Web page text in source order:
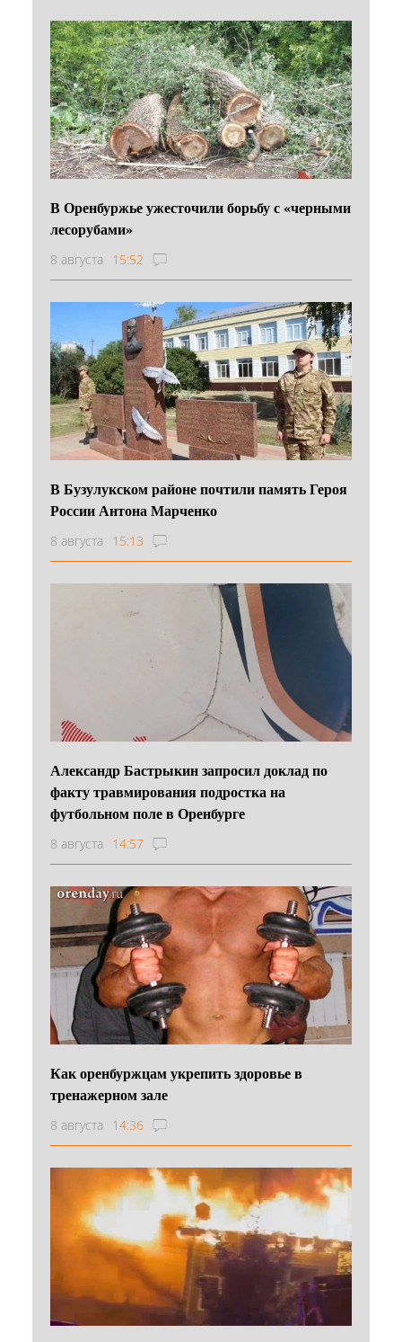
В Оренбуржье ужесточили борьбу с «черными
лесорубами»
8 августа 15:52
В Бузулукском районе почтили память Героя
России Антона Марченко
8 августа 15:13
Александр Бастрыкин запросил доклад по
факту травмирования подростка на
футбольном поле в Оренбурге
8 августа 14:57
Как оренбуржцам укрепить здоровье в
тренажерном зале
8 августа 14:36